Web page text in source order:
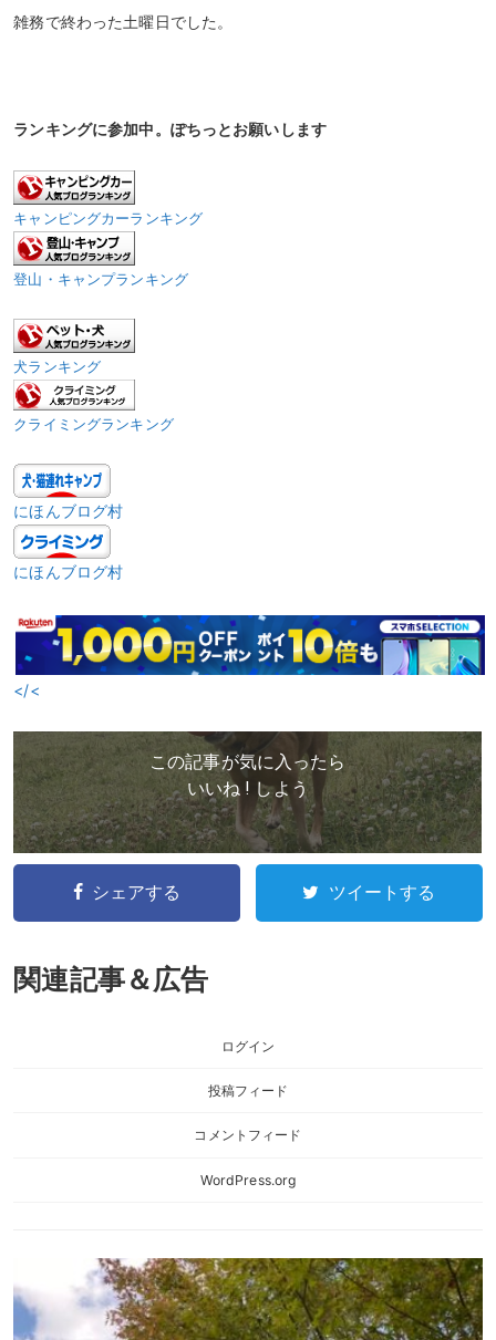
雑務で終わった土曜日でした。
ランキングに参加中。ぽちっとお願いします
キャンピングカーランキング
登山・キャンプランキング
犬ランキング
クライミングランキング
にほんブログ村
にほんブログ村
</<
この記事が気に入ったら
いいね ! しよう
シェアする ツイートする
関連記事＆広告
ログイン
投稿フィード
コメントフィード
WordPress.org